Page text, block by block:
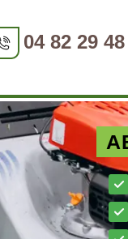
04 82 29